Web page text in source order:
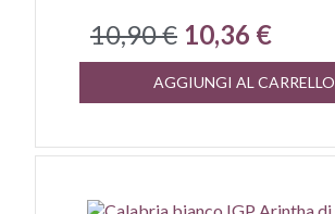
10,90 € 10,36 €
AGGIUNGI AL CARRELLO